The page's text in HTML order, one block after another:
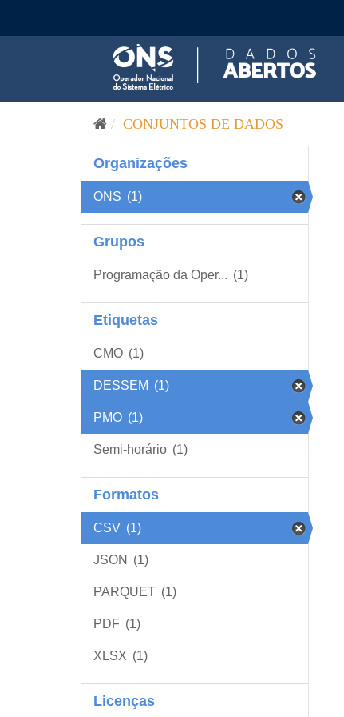
CONJUNTOS DE DADOS
Organizações
ONS (1)
Grupos
Programação da Oper... (1)
Etiquetas
CMO (1)
DESSEM (1)
PMO (1)
Semi-horário (1)
Formatos
CSV (1)
JSON (1)
PARQUET (1)
PDF (1)
XLSX (1)
Licenças